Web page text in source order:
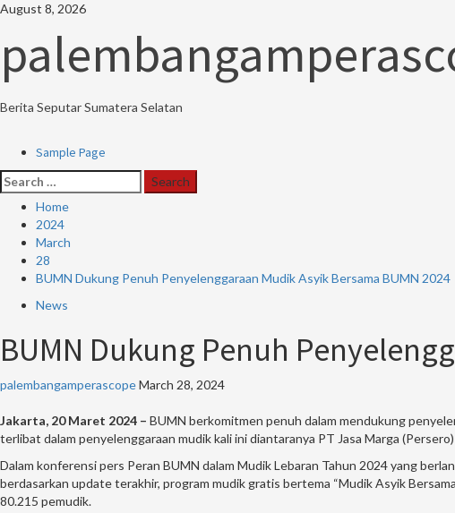
Skip
content
August 8, 2026
Berita Seputar Sumatera Selatan
Primary
Menu
Sample Page
Search
for:
Home
2024
March
28
BUMN Dukung Penuh Penyelenggaraan Mudik Asyik Bersama BUMN 2024
News
BUMN Dukung Penuh
palembangamperascopeMarch 28, 2024
Jakarta, 20 Maret 2024 – BUMN berkomitmen penuh dalam mendukung
terlibat dalam penyelenggaraan mudik kali ini diantaranya PT Jasa Marga
Dalam konferensi pers Peran BUMN dalam Mudik Lebaran Tahun 2024 yang
berdasarkan update terakhir, program mudik gratis bertema “Mudik Asyik
80.215 pemudik.